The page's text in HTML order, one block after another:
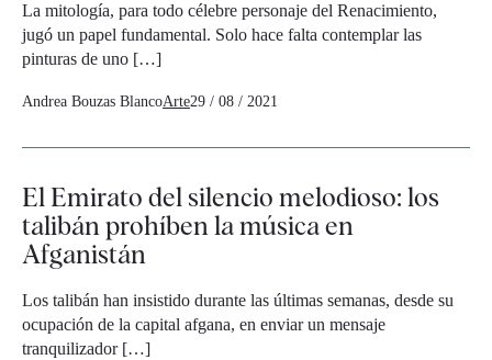
La mitología, para todo célebre personaje del Renacimiento,
jugó un papel fundamental. Solo hace falta contemplar las
pinturas de uno […]
Andrea Bouzas BlancoArte29 / 08 / 2021
El Emirato del silencio melodioso: los
talibán prohíben la música en
Afganistán
Los talibán han insistido durante las últimas semanas, desde su
ocupación de la capital afgana, en enviar un mensaje
tranquilizador […]